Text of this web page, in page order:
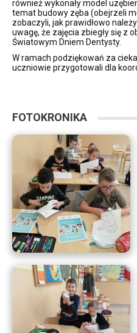
również wykonały model
temat budowy zęba (obejrzeli
zobaczyli, jak prawidłowo
uwagę, że zajęcia zbiegły się z
Światowym Dniem Dentysty.
W ramach podziękowań za
uczniowie przygotowali dla
FOTOKRONIKA